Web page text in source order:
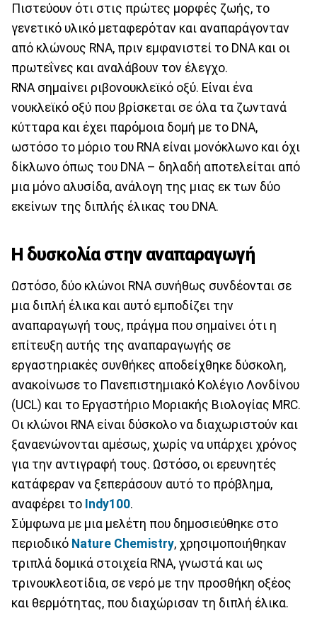
Πιστεύουν ότι στις πρώτες μορφές ζωής, το
γενετικό υλικό μεταφερόταν και αναπαράγονταν
από κλώνους RNA, πριν εμφανιστεί το DNA και οι
πρωτεΐνες και αναλάβουν τον έλεγχο.
RNA σημαίνει ριβονουκλεϊκό οξύ. Είναι ένα
νουκλεϊκό οξύ που βρίσκεται σε όλα τα ζωντανά
κύτταρα και έχει παρόμοια δομή με το DNA,
ωστόσο το μόριο του RNA είναι μονόκλωνο και όχι
δίκλωνο όπως του DNA – δηλαδή αποτελείται από
μια μόνο αλυσίδα, ανάλογη της μιας εκ των δύο
εκείνων της διπλής έλικας του DNA.
Η δυσκολία στην αναπαραγωγή
Ωστόσο, δύο κλώνοι RNA συνήθως συνδέονται σε
μια διπλή έλικα και αυτό εμποδίζει την
αναπαραγωγή τους, πράγμα που σημαίνει ότι η
επίτευξη αυτής της αναπαραγωγής σε
εργαστηριακές συνθήκες αποδείχθηκε δύσκολη,
ανακοίνωσε το Πανεπιστημιακό Κολέγιο Λονδίνου
(UCL) και το Εργαστήριο Μοριακής Βιολογίας MRC.
Οι κλώνοι RNA είναι δύσκολο να διαχωριστούν και
ξαναενώνονται αμέσως, χωρίς να υπάρχει χρόνος
για την αντιγραφή τους. Ωστόσο, οι ερευνητές
κατάφεραν να ξεπεράσουν αυτό το πρόβλημα,
αναφέρει το Indy100.
Σύμφωνα με μια μελέτη που δημοσιεύθηκε στο
περιοδικό Nature Chemistry, χρησιμοποιήθηκαν
τριπλά δομικά στοιχεία RNA, γνωστά και ως
τρινουκλεοτίδια, σε νερό με την προσθήκη οξέος
και θερμότητας, που διαχώρισαν τη διπλή έλικα.